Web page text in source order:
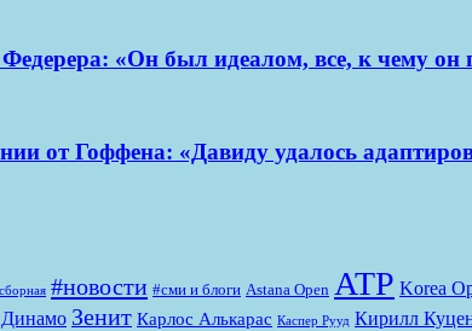
«Он был идеалом, все, к чему он
от Гоффена: «Давиду удалось
#новости #сми и блоги Astana Open ATP Korea
Динамо Зенит Карлос Алькарас Каспер Рууд Кирилл